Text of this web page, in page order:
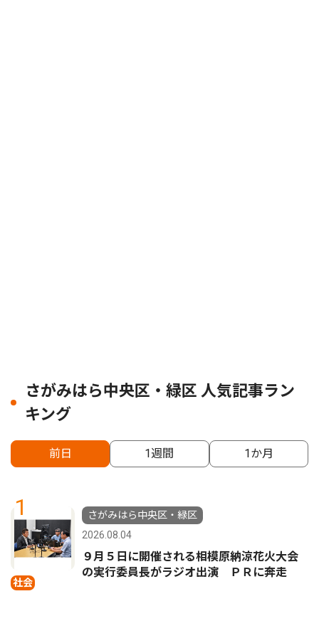
さがみはら中央区・緑区 人気記事ラン
キング
前日 1週間 1か月
1
社会
さがみはら中央区・緑区
2026.08.04
９月５日に開催される相模原納涼花火大会
の実行委員長がラジオ出演 ＰＲに奔走